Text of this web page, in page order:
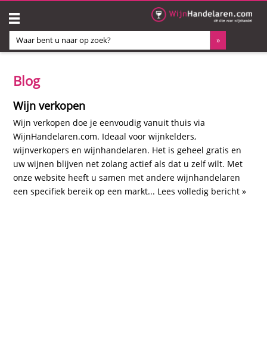
Blog
Wijn verkopen
Wijn verkopen doe je eenvoudig vanuit thuis via
WijnHandelaren.com. Ideaal voor wijnkelders,
wijnverkopers en wijnhandelaren. Het is geheel gratis en
uw wijnen blijven net zolang actief als dat u zelf wilt. Met
onze website heeft u samen met andere wijnhandelaren
een specifiek bereik op een markt... Lees volledig bericht »